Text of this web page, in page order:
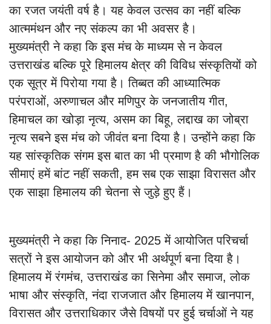
का रजत जयंती वर्ष है। यह केवल उत्सव का नहीं बल्कि
आत्ममंथन और नए संकल्प का भी अवसर है।
मुख्यमंत्री ने कहा कि इस मंच के माध्यम से न केवल
उत्तराखंड बल्कि पूरे हिमालय क्षेत्र की विविध संस्कृतियों को
एक सूत्र में पिरोया गया है। तिब्बत की आध्यात्मिक
परंपराओं, अरुणाचल और मणिपुर के जनजातीय गीत,
हिमाचल का खोड़ा नृत्य, असम का बिहू, लद्दाख का जोब्रा
नृत्य सबने इस मंच को जीवंत बना दिया है। उन्होंने कहा कि
यह सांस्कृतिक संगम इस बात का भी प्रमाण है की भौगोलिक
सीमाएं हमें बांट नहीं सकती, हम सब एक साझा विरासत और
एक साझा हिमालय की चेतना से जुड़े हुए हैं।
मुख्यमंत्री ने कहा कि निनाद- 2025 में आयोजित परिचर्चा
सत्रों ने इस आयोजन को और भी अर्थपूर्ण बना दिया है।
हिमालय में रंगमंच, उत्तराखंड का सिनेमा और समाज, लोक
भाषा और संस्कृति, नंदा राजजात और हिमालय में खानपान,
विरासत और उत्तराधिकार जैसे विषयों पर हुई चर्चाओं ने यह